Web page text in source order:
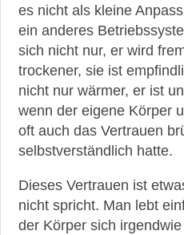
es nicht als kleine
ein anderes
sich nicht nur, er wird
trockener, sie ist
nicht nur wärmer, er ist
wenn der eigene Körper
oft auch das Vertrauen
selbstverständlich hatte.
Dieses Vertrauen ist
nicht spricht. Man lebt
der Körper sich